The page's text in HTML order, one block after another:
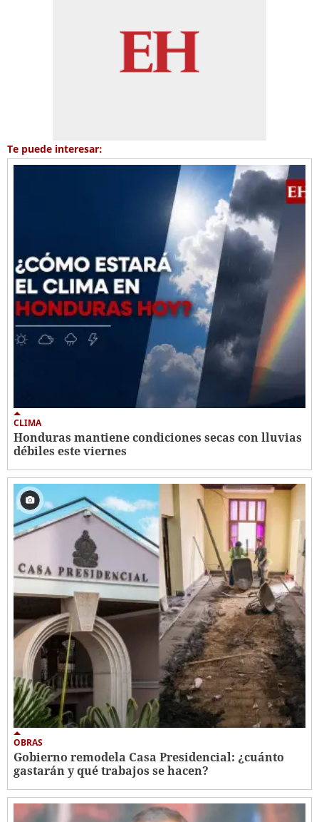
Te puede interesar:
CLIMA
Honduras mantiene condiciones secas con lluvias
débiles este viernes
OBRAS
Gobierno remodela Casa Presidencial: ¿cuánto
gastarán y qué trabajos se hacen?